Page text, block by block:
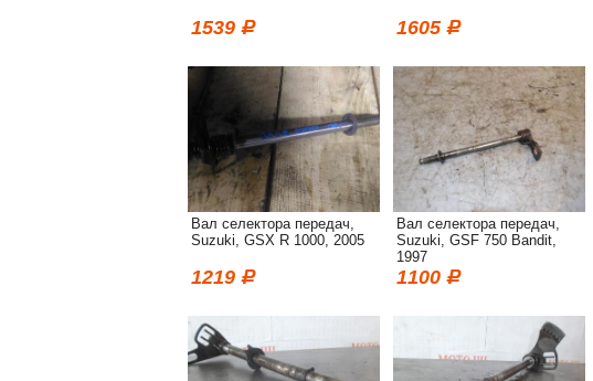
1539 1605
Вал селектора передач,
Suzuki, GSX R 1000, 2005
1219
Вал селектора передач,
Suzuki, GSF 750 Bandit,
1997
1100